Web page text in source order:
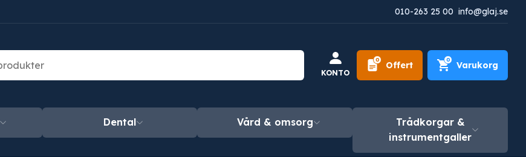
010-263 25 00 info@glaj.se
KONTO
0
Offert
0
Varukorg
Dental Vård & omsorg
Trådkorgar &
instrumentgaller